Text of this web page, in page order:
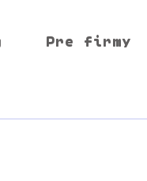
Pre firmy